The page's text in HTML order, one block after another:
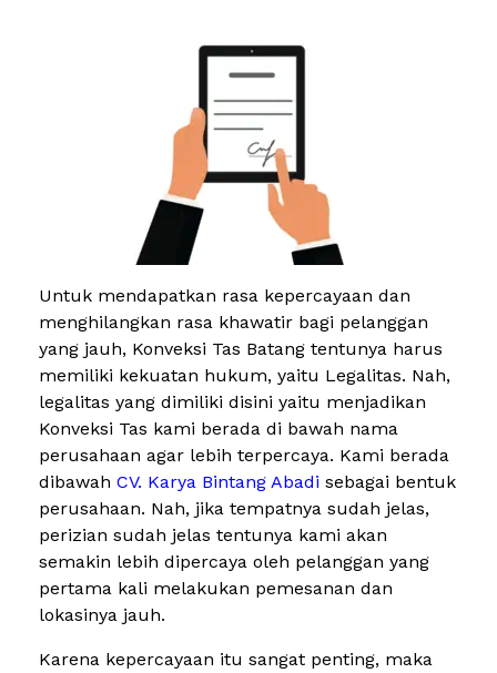
Untuk mendapatkan rasa kepercayaan dan
menghilangkan rasa khawatir bagi pelanggan
yang jauh, Konveksi Tas Batang tentunya harus
memiliki kekuatan hukum, yaitu Legalitas. Nah,
legalitas yang dimiliki disini yaitu menjadikan
Konveksi Tas kami berada di bawah nama
perusahaan agar lebih terpercaya. Kami berada
dibawah CV. Karya Bintang Abadi sebagai bentuk
perusahaan. Nah, jika tempatnya sudah jelas,
perizian sudah jelas tentunya kami akan
semakin lebih dipercaya oleh pelanggan yang
pertama kali melakukan pemesanan dan
lokasinya jauh.
Karena kepercayaan itu sangat penting, maka